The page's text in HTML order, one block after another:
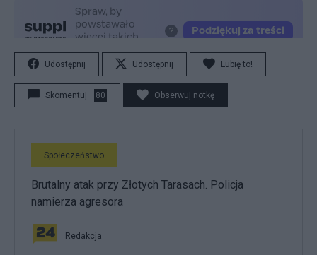
Udostępnij Udostępnij Lubię to!
Skomentuj 80 Obserwuj notkę
Społeczeństwo
Brutalny atak przy Złotych Tarasach. Policja
namierza agresora
Redakcja